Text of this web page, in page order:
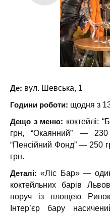
Де: вул. Шевська, 1
Години роботи: щодня з
Дещо з меню: коктейлі:
грн, “Окаянний” —
“Пенсійний Фонд” — 250
грн.
Деталі: «Ліс Бар» —
коктейльних барів
поруч із площею
Інтер’єр бару